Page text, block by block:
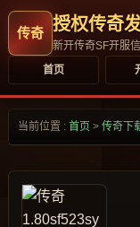
授权传奇
新开传奇SF开服
首页
当前位置 : 首页 > 传奇下